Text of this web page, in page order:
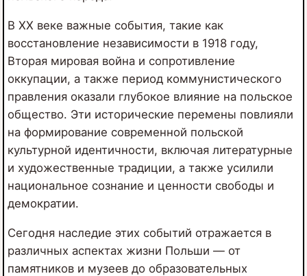
В XX веке важные события, такие как
восстановление независимости в 1918 году,
Вторая мировая война и сопротивление
оккупации, а также период коммунистического
правления оказали глубокое влияние на польское
общество. Эти исторические перемены повлияли
на формирование современной польской
культурной идентичности, включая литературные
и художественные традиции, а также усилили
национальное сознание и ценности свободы и
демократии.
Сегодня наследие этих событий отражается в
различных аспектах жизни Польши — от
памятников и музеев до образовательных